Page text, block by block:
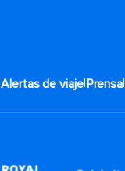
Alertas de viaje|Prensa|